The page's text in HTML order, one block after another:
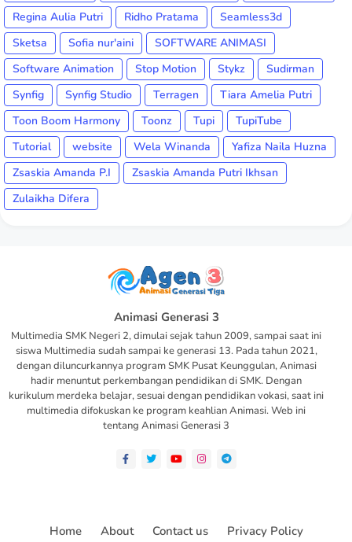
Regina Aulia Putri
Ridho Pratama
Seamless3d
Sketsa
Sofia nur'aini
SOFTWARE ANIMASI
Software Animation
Stop Motion Stykz
Sudirman
Synfig
Synfig Studio Terragen
Tiara Amelia Putri
Toon Boom Harmony
Toonz Tupi
TupiTube
Tutorial
website Wela Winanda
Yafiza Naila Huzna
Zsaskia Amanda P.I
Zsaskia Amanda Putri Ikhsan
Zulaikha Difera
Animasi Generasi 3
Multimedia SMK Negeri 2, dimulai sejak tahun 2009, sampai saat ini
siswa Multimedia sudah sampai ke generasi 13. Pada tahun 2021,
dengan diluncurkannya program SMK Pusat Keunggulan, Animasi
hadir menuntut perkembangan pendidikan di SMK. Dengan
kurikulum merdeka belajar, sesuai dengan pendidikan vokasi, saat ini
multimedia difokuskan ke program keahlian Animasi. Web ini
tentang Animasi Generasi 3
Home About Contact us Privacy Policy